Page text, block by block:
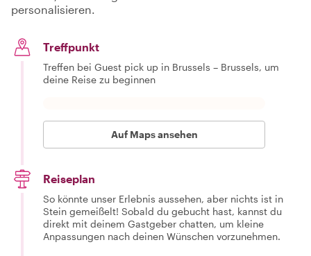
personalisieren.
Treffpunkt
Treffen bei Guest pick up in Brussels – Brussels, um
deine Reise zu beginnen
Auf Maps ansehen
Reiseplan
So könnte unser Erlebnis aussehen, aber nichts ist in
Stein gemeißelt! Sobald du gebucht hast, kannst du
direkt mit deinem Gastgeber chatten, um kleine
Anpassungen nach deinen Wünschen vorzunehmen.